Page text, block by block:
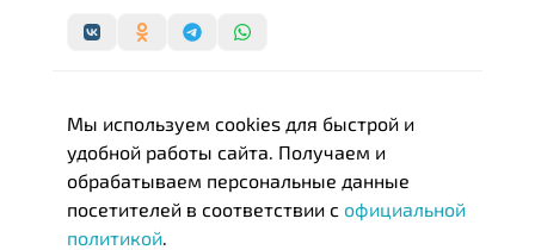
Мы используем cookies для быстрой и
удобной работы сайта. Получаем и
обрабатываем персональные данные
посетителей в соответствии с официальной
политикой